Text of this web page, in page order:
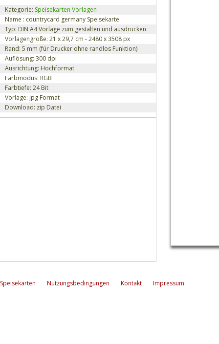
Kategorie: Speisekarten Vorlagen
Name : countrycard germany Speisekarte
Typ: DIN A4 Vorlage zum gestalten und ausdrucken
Vorlagengröße: 21 x 29,7 cm - 2480 x 3508 px
Rand: 5 mm (für Drucker ohne randlos Funktion)
Auflösung: 300 dpi
Ausrichtung: Hochformat
Farbmodus: RGB
Farbtiefe: 24 Bit
Vorlage: jpg Format
Download: zip Datei
Speisekarten Nutzungsbedingungen Kontakt Impressum